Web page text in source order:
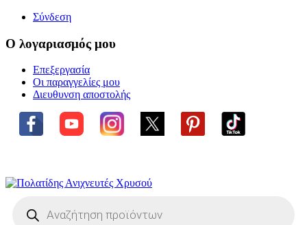
Σύνδεση
Ο λογαριασμός μου
Επεξεργασία
Οι παραγγελίες μου
Διευθυνση αποστολής
search